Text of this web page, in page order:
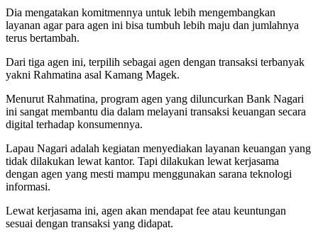
Dia mengatakan komitmennya untuk lebih mengembangkan
layanan agar para agen ini bisa tumbuh lebih maju dan jumlahnya
terus bertambah.
Dari tiga agen ini, terpilih sebagai agen dengan transaksi terbanyak
yakni Rahmatina asal Kamang Magek.
Menurut Rahmatina, program agen yang diluncurkan Bank Nagari
ini sangat membantu dia dalam melayani transaksi keuangan secara
digital terhadap konsumennya.
Lapau Nagari adalah kegiatan menyediakan layanan keuangan yang
tidak dilakukan lewat kantor. Tapi dilakukan lewat kerjasama
dengan agen yang mesti mampu menggunakan sarana teknologi
informasi.
Lewat kerjasama ini, agen akan mendapat fee atau keuntungan
sesuai dengan transaksi yang didapat.